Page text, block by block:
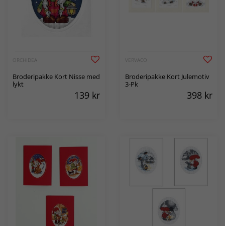
ORCHIDEA
Broderipakke Kort Nisse med
lykt
139 kr
VERVACO
Broderipakke Kort Julemotiv
3-Pk
398 kr